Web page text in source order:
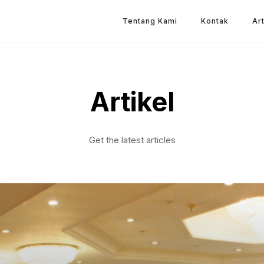
Tentang Kami Kontak
Artikel
Get the latest articles